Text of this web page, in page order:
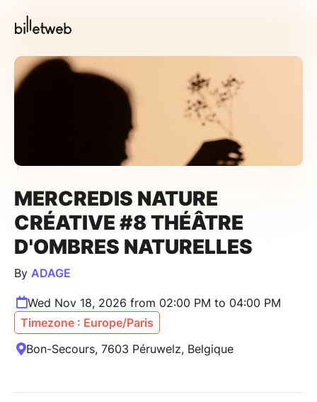
MERCREDIS NATURE
CRÉATIVE #8 THÉÂTRE
D'OMBRES NATURELLES
By ADAGE
Wed Nov 18, 2026 from 02:00 PM to 04:00 PM
Timezone : Europe/Paris
Bon-Secours, 7603 Péruwelz, Belgique